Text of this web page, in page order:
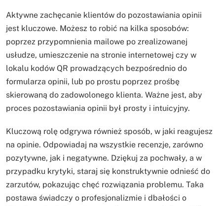
Aktywne zachęcanie klientów do pozostawiania opinii
jest kluczowe. Możesz to robić na kilka sposobów:
poprzez przypomnienia mailowe po zrealizowanej
usłudze, umieszczenie na stronie internetowej czy w
lokalu kodów QR prowadzących bezpośrednio do
formularza opinii, lub po prostu poprzez prośbę
skierowaną do zadowolonego klienta. Ważne jest, aby
proces pozostawiania opinii był prosty i intuicyjny.
Kluczową rolę odgrywa również sposób, w jaki reagujesz
na opinie. Odpowiadaj na wszystkie recenzje, zarówno
pozytywne, jak i negatywne. Dziękuj za pochwały, a w
przypadku krytyki, staraj się konstruktywnie odnieść do
zarzutów, pokazując chęć rozwiązania problemu. Taka
postawa świadczy o profesjonalizmie i dbałości o